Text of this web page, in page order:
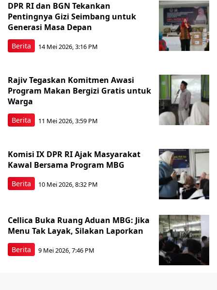
Berita
DPR RI dan BGN Tekankan
Pentingnya Gizi Seimbang untuk
Generasi Masa Depan
14 Mei 2026, 3:16 PM
Berita
Rajiv Tegaskan Komitmen Awasi
Program Makan Bergizi Gratis untuk
Warga
11 Mei 2026, 3:59 PM
Berita
Komisi IX DPR RI Ajak Masyarakat
Kawal Bersama Program MBG
10 Mei 2026, 8:32 PM
Berita
Cellica Buka Ruang Aduan MBG: Jika
Menu Tak Layak, Silakan Laporkan
9 Mei 2026, 7:46 PM